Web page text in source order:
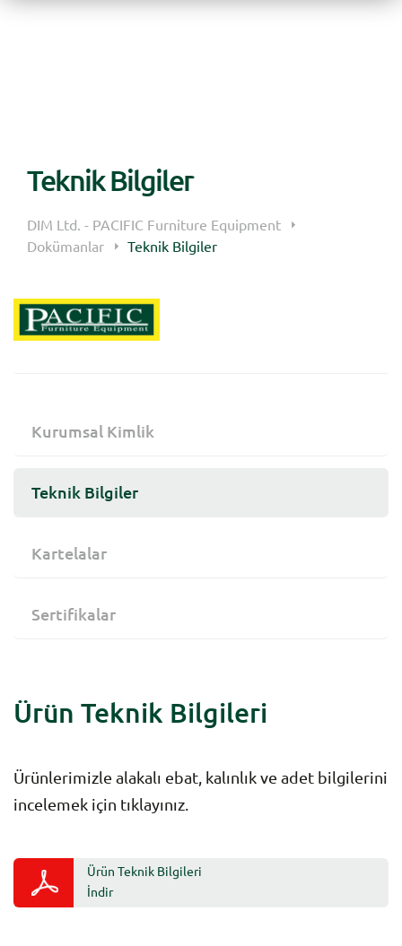
Teknik Bilgiler
DIM Ltd. - PACIFIC Furniture Equipment
Dokümanlar
Teknik Bilgiler
Kurumsal Kimlik
Teknik Bilgiler
Kartelalar
Sertifikalar
Ürün Teknik Bilgileri
Ürünlerimizle alakalı ebat, kalınlık ve adet bilgilerini
incelemek için tıklayınız.
Ürün Teknik Bilgileri
İndir